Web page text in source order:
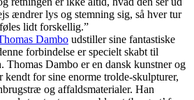
ændrer lys og stemning sig, så hver tur
lidt forskellig.”
Dambo udstiller sine fantastiske
forbindelse er specielt skabt til
Thomas Dambo er en dansk kunstner og
kendt for sine enorme trolde-skulpturer,
og affaldsmaterialer. Han